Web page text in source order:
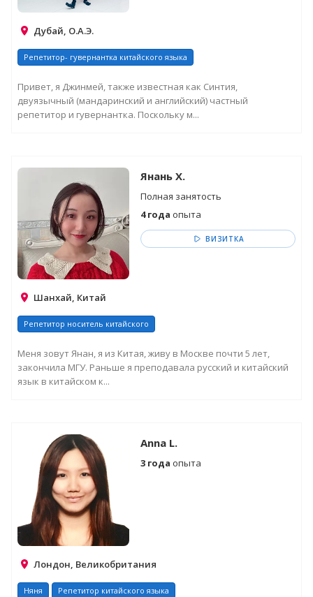
Дубай, О.А.Э.
Репетитор- гувернантка китайского языка
Привет, я Джинмей, также известная как Синтия,
двуязычный (мандаринский и английский) частный
репетитор и гувернантка. Поскольку м...
Янань Х.
Полная занятость
4 года опыта
ВИЗИТКА
Шанхай, Китай
Репетитор носитель китайского
Меня зовут Янан, я из Китая, живу в Москве почти 5 лет,
закончила МГУ. Раньше я преподавала русский и китайский
язык в китайском к...
Anna L.
3 года опыта
Лондон, Великобритания
Няня Репетитор китайского языка